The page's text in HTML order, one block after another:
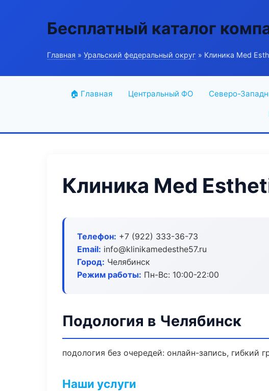
Бесплатный каталог
Главная » Уральский федеральный округ » Клиника Med
🏠 Главная Центральный ФО Северо-
Клиника Med
Телефон: +7 (922) 333-36-73
Email: info@klinikamedesthe57.ru
Город: Челябинск
Режим работы: Пн-Вс: 10:00-22:00
Подология в Челябинск
подология без очередей: онлайн-запись, гибкий
Наши услуги